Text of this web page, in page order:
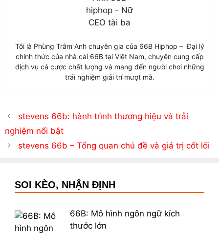
Tôi là Phùng Trâm Anh chuyên gia của 66B Hiphop – Đại lý
chính thức của nhà cái 66B tại Việt Nam, chuyên cung cấp
dịch vụ cá cược chất lượng và mang đến người chơi những
trải nghiệm giải trí mượt mà.
stevens 66b: hành trình thương hiệu và trải
nghiệm nổi bật
stevens 66b – Tổng quan chủ đề và giá trị cốt lõi
SOI KÈO, NHẬN ĐỊNH
66B: Mô hình ngôn ngữ kích
thước lớn